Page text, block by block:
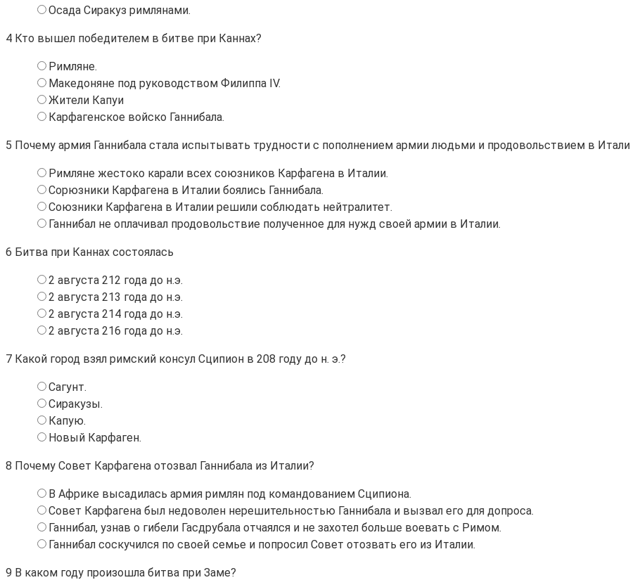
Осада Сиракуз римлянами.
4 Кто вышел победителем в битве при Каннах?
Римляне.
Македоняне под руководством Филиппа IV.
Жители Капуи
Карфагенское войско Ганнибала.
5 Почему армия Ганнибала стала испытывать трудности с пополнением армии людьми и продовольствием в
Римляне жестоко карали всех союзников Карфагена в Италии.
Сорюзники Карфагена в Италии боялись Ганнибала.
Союзники Карфагена в Италии решили соблюдать нейтралитет.
Ганнибал не оплачивал продовольствие полученное для нужд своей армии в Италии.
6 Битва при Каннах состоялась
2 августа 212 года до н.э.
2 августа 213 года до н.э.
2 августа 214 года до н.э.
2 августа 216 года до н.э.
7 Какой город взял римский консул Сципион в 208 году до н. э.?
Сагунт.
Сиракузы.
Капую.
Новый Карфаген.
8 Почему Совет Карфагена отозвал Ганнибала из Италии?
В Африке высадилась армия римлян под командованием Сципиона.
Совет Карфагена был недоволен нерешительностью Ганнибала и вызвал его для допроса.
Ганнибал, узнав о гибели Гасдрубала отчаялся и не захотел больше воевать с Римом.
Ганнибал соскучился по своей семье и попросил Совет отозвать его из Италии.
9 В каком году произошла битва при Заме?